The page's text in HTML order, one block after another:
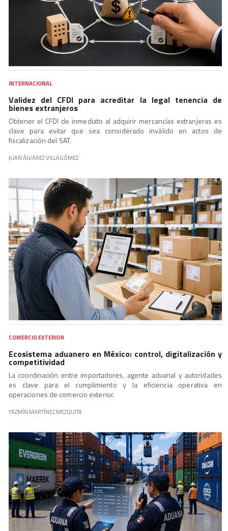
INTERNACIONAL
Validez del CFDI para acreditar la legal tenencia de
bienes extranjeros
Obtener el CFDI de inmediato al adquirir mercancías extranjeras es
clave para evitar que sea considerado inválido en actos de
fiscalización del SAT.
JUAN ÁLVAREZ VILLAGÓMEZ
COMERCIO EXTERIOR
Ecosistema aduanero en México: control, digitalización y
competitividad
La coordinación entre importadores, agente aduanal y autoridades
es clave para el cumplimiento y la eficiencia operativa en
operaciones de comercio exterior.
YAZMÍN MARTÍNEZ MEZQUITA